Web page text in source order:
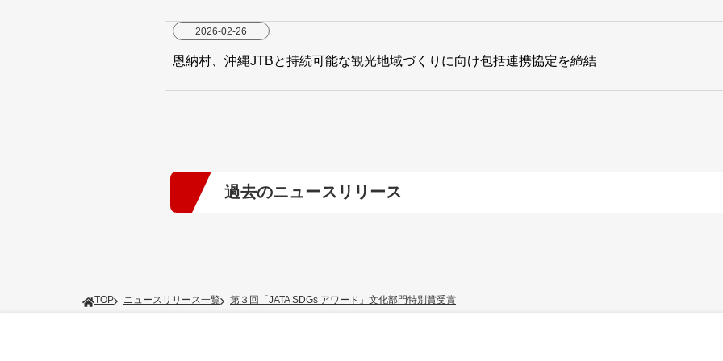
2026-02-26
恩納村、沖縄JTBと持続可能な観光地域づくりに向け包括連携協定を締結
過去のニュースリリース
2024年(10)
TOP ニュースリリース一覧 第３回「JATA SDGs アワード」文化部門特別賞受賞